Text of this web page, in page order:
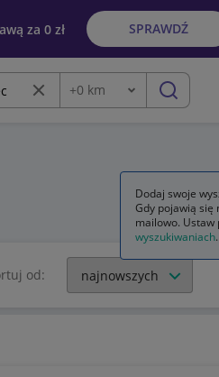
za 0 zł SPRAWDŹ
Wyczyść frazę
Odległość
+0 km szukaj
od:
Dodaj swoje
Gdy pojawią się
mailowo.
wyszukiwaniach.